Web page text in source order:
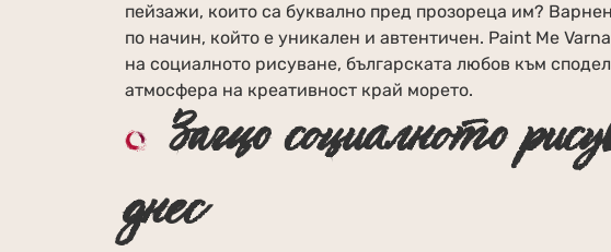
пейзажи, които са буквално пред прозореца им?
по начин, който е уникален и автентичен. Paint Me
на социалното рисуване, българската любов към
атмосфера на креативност край морето.
Защо социалното
днес